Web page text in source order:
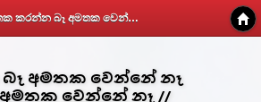
අමතක කරන්න බෑ අමතක වෙන්නේ නෑ - Kithunu Gee Potha - Web v1.7
අමතක වෙන්නේ නෑ
වෙන්නේ නෑ //